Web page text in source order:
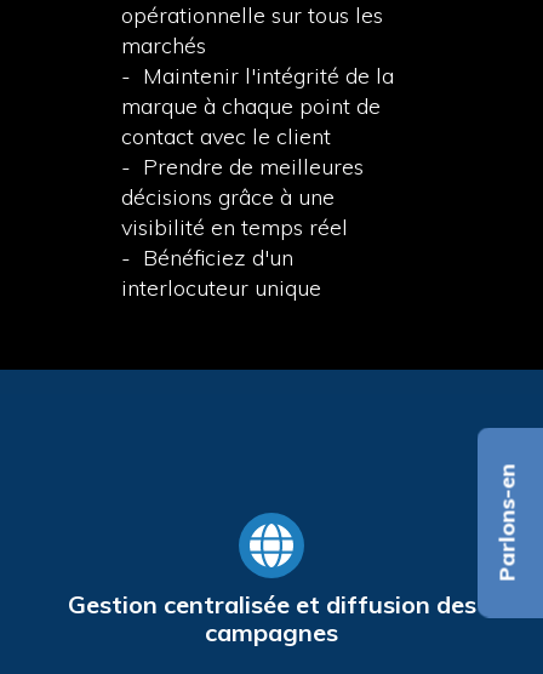
Parlons-en
opérationnelle sur tous les
marchés
- Maintenir l'intégrité de la
marque à chaque point de
contact avec le client
- Prendre de meilleures
décisions grâce à une
visibilité en temps réel
- Bénéficiez d'un
interlocuteur unique
Gestion centralisée et diffusion des
campagnes